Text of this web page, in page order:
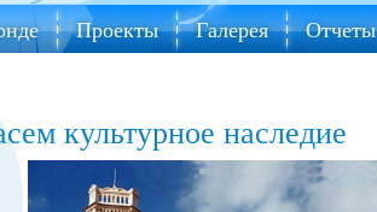
Проекты Галерея Отчеты
культурное наследие